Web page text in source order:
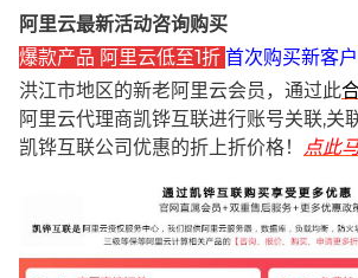
阿里云最新活动咨询购买
爆款产品 阿里云低至1折 首次购买新客
洪江市地区的新老阿里云会员，通过此
阿里云代理商凯铧互联进行账号关联,关
凯铧互联公司优惠的折上折价格！
点此